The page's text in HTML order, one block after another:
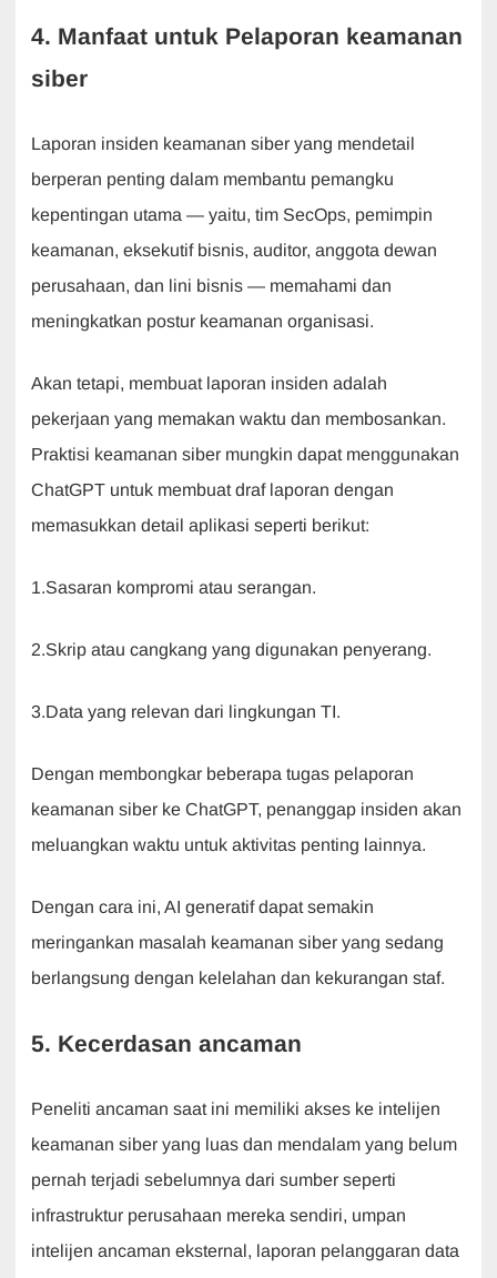
4. Manfaat untuk Pelaporan keamanan
siber
Laporan insiden keamanan siber yang mendetail
berperan penting dalam membantu pemangku
kepentingan utama — yaitu, tim SecOps, pemimpin
keamanan, eksekutif bisnis, auditor, anggota dewan
perusahaan, dan lini bisnis — memahami dan
meningkatkan postur keamanan organisasi.
Akan tetapi, membuat laporan insiden adalah
pekerjaan yang memakan waktu dan membosankan.
Praktisi keamanan siber mungkin dapat menggunakan
ChatGPT untuk membuat draf laporan dengan
memasukkan detail aplikasi seperti berikut:
1.Sasaran kompromi atau serangan.
2.Skrip atau cangkang yang digunakan penyerang.
3.Data yang relevan dari lingkungan TI.
Dengan membongkar beberapa tugas pelaporan
keamanan siber ke ChatGPT, penanggap insiden akan
meluangkan waktu untuk aktivitas penting lainnya.
Dengan cara ini, AI generatif dapat semakin
meringankan masalah keamanan siber yang sedang
berlangsung dengan kelelahan dan kekurangan staf.
5. Kecerdasan ancaman
Peneliti ancaman saat ini memiliki akses ke intelijen
keamanan siber yang luas dan mendalam yang belum
pernah terjadi sebelumnya dari sumber seperti
infrastruktur perusahaan mereka sendiri, umpan
intelijen ancaman eksternal, laporan pelanggaran data